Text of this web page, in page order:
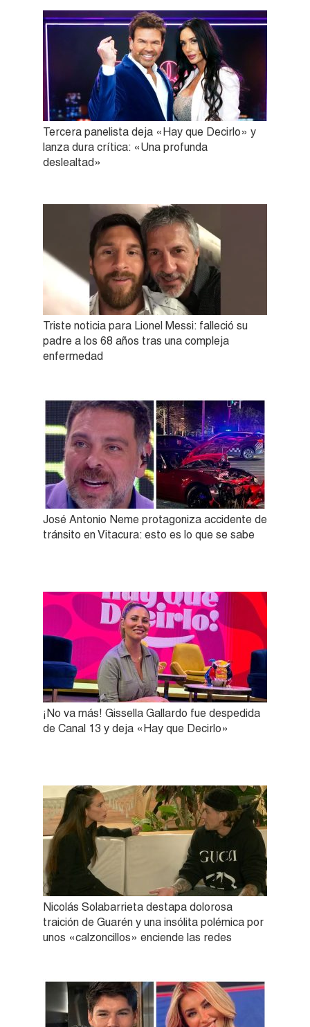
Tercera panelista deja «Hay que Decirlo» y
lanza dura crítica: «Una profunda
deslealtad»
Triste noticia para Lionel Messi: falleció su
padre a los 68 años tras una compleja
enfermedad
José Antonio Neme protagoniza accidente de
tránsito en Vitacura: esto es lo que se sabe
¡No va más! Gissella Gallardo fue despedida
de Canal 13 y deja «Hay que Decirlo»
Nicolás Solabarrieta destapa dolorosa
traición de Guarén y una insólita polémica por
unos «calzoncillos» enciende las redes